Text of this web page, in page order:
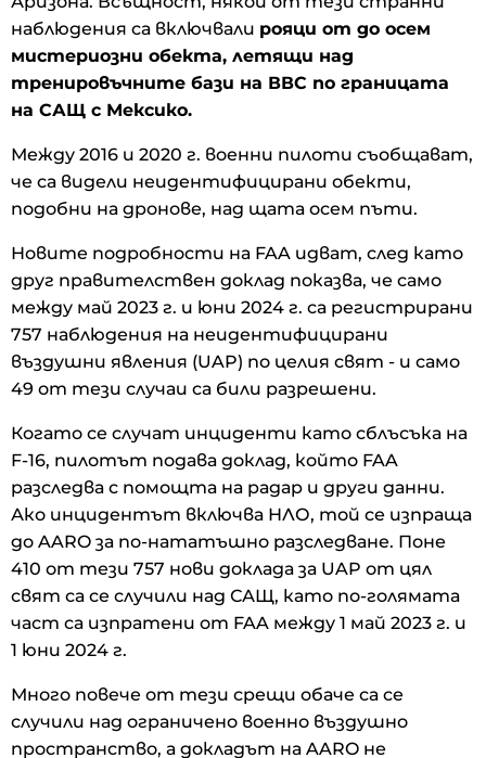
наблюдения са включвали рояци от до осем
мистериозни обекта, летящи над
тренировъчните бази на ВВС по границата
на САЩ с Мексико.
Между 2016 и 2020 г. военни пилоти съобщават,
че са видели неидентифицирани обекти,
подобни на дронове, над щата осем пъти.
Новите подробности на FAA идват, след като
друг правителствен доклад показва, че само
между май 2023 г. и юни 2024 г. са регистрирани
757 наблюдения на неидентифицирани
въздушни явления (UAP) по целия свят - и само
49 от тези случаи са били разрешени.
Когато се случат инциденти като сблъсъка на
F-16, пилотът подава доклад, който FAA
разследва с помощта на радар и други данни.
Ако инцидентът включва НЛО, той се изпраща
до AARO за по-нататъшно разследване. Поне
410 от тези 757 нови доклада за UAP от цял ​​
свят са се случили над САЩ, като по-голямата
част са изпратени от FAA между 1 май 2023 г. и
1 юни 2024 г.
Много повече от тези срещи обаче са се
случили над ограничено военно въздушно
пространство, а докладът на AARO не